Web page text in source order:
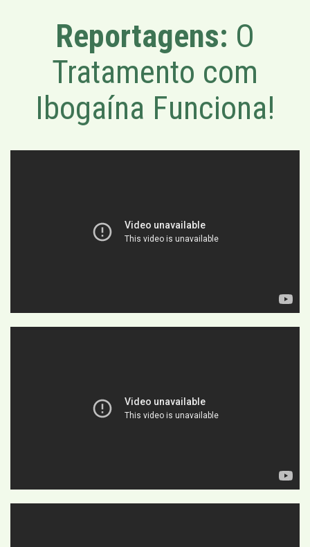
Reportagens: O
Tratamento com
Ibogaína Funciona!